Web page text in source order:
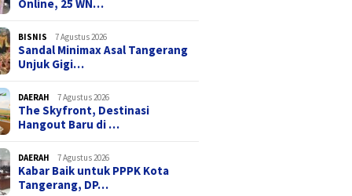
Online, 25 WN…
BISNIS 7 Agustus 2026
Sandal Minimax Asal Tangerang
Unjuk Gigi…
DAERAH 7 Agustus 2026
The Skyfront, Destinasi
Hangout Baru di …
DAERAH 7 Agustus 2026
Kabar Baik untuk PPPK Kota
Tangerang, DP…